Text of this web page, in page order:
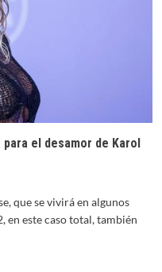
el desamor de Karol
que se vivirá en algunos
en este caso total, también